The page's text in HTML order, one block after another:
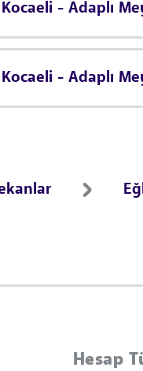
Kocaeli - Adaplı
Kocaeli - Adaplı
Hesap